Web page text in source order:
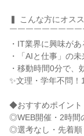
▍ こんな方にオス
￣￣￣￣￣￣￣￣￣
・IT業界に興味が
・「AIと仕事」の
・移動時間0分で、
✨文理・学年不問！
◆おすすめポイント
◎WEB開催・2時間
◎選考なし・先着順